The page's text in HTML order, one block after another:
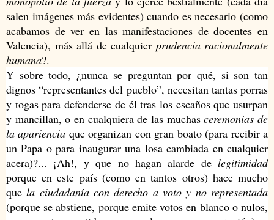
salen imágenes más evidentes) cuando es necesario (como
acabamos de ver en las manifestaciones de docentes en
Valencia), más allá de cualquier prudencia racionalmente
humana?.
Y sobre todo, ¿nunca se preguntan por qué, si son tan
dignos “representantes del pueblo”, necesitan tantas porras
y togas para defenderse de él tras los escaños que usurpan
y mancillan, o en cualquiera de las muchasceremonias de
la apariencia que organizan con gran boato (para recibir a
un Papa o para inaugurar una losa cambiada en cualquier
acera)?... ¡Ah!, y que no hagan alarde de legitimidad
porque en este país (como en tantos otros) hace mucho
quela ciudadanía con derecho a voto y no representada
(porque se abstiene, porque emite votos en blanco o nulos,